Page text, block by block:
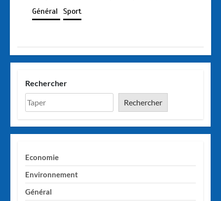
Général Sport
Rechercher
Rechercher
Economie
Environnement
Général